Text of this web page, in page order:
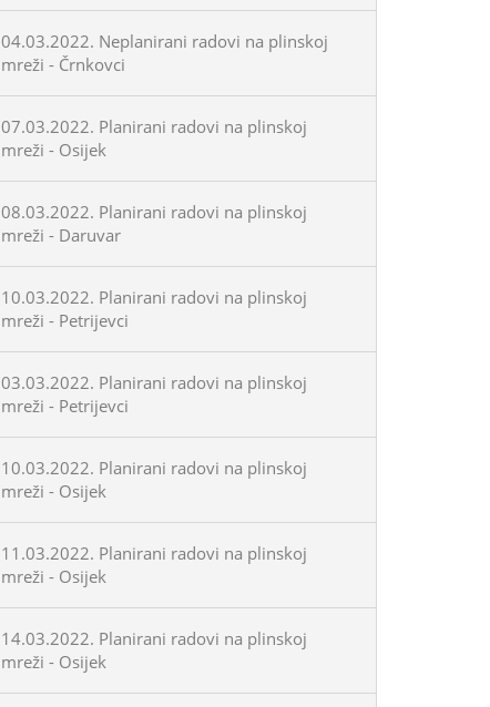
04.03.2022. Neplanirani radovi na plinskoj
mreži - Črnkovci
07.03.2022. Planirani radovi na plinskoj
mreži - Osijek
08.03.2022. Planirani radovi na plinskoj
mreži - Daruvar
10.03.2022. Planirani radovi na plinskoj
mreži - Petrijevci
03.03.2022. Planirani radovi na plinskoj
mreži - Petrijevci
10.03.2022. Planirani radovi na plinskoj
mreži - Osijek
11.03.2022. Planirani radovi na plinskoj
mreži - Osijek
14.03.2022. Planirani radovi na plinskoj
mreži - Osijek